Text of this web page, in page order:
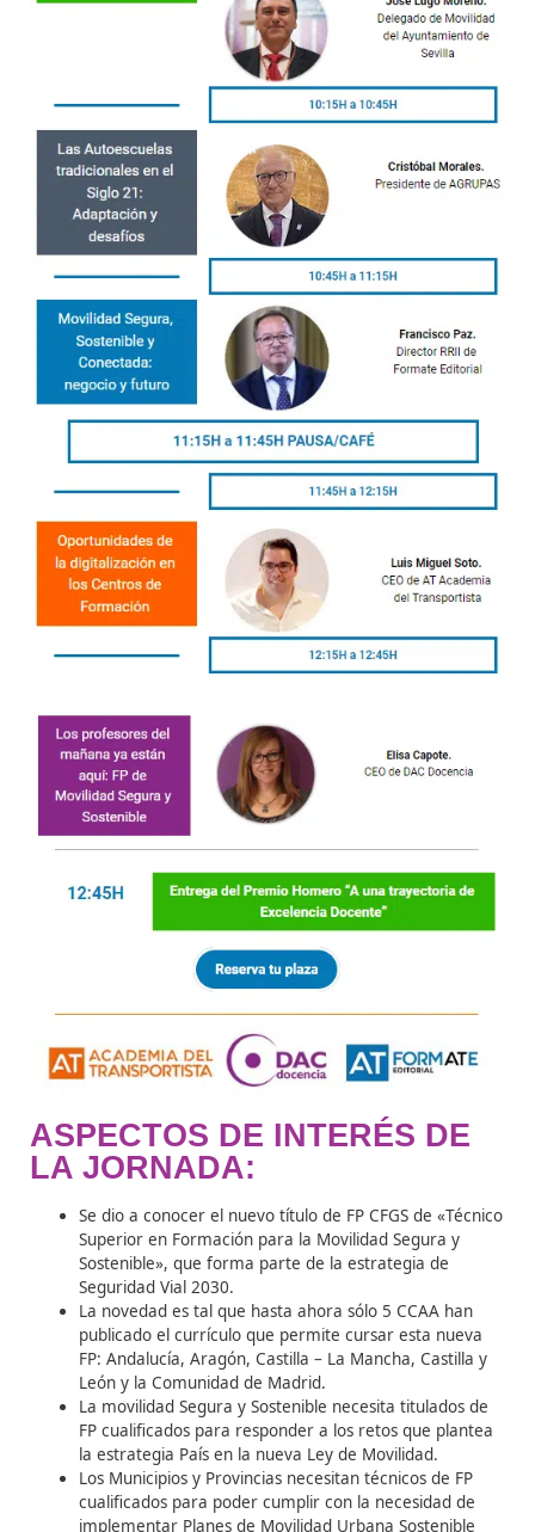
📌 Lugar: Centro Cívico Sindicalistas Soto, Saborido y
📌 C/Mariano Benlliure, 14, Sevilla
PROGRAMA DE LAS II
JORNADAS FP
Y TECNOLOGÍA